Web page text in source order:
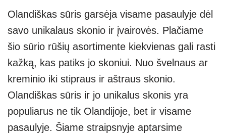
at
s
A
p
p
p
e
e
gr
a
m
er ss
e
n
g
er
ar
e
Olandiškas sūris garsėja visame pasaulyje dėl
savo unikalaus skonio ir įvairovės. Plačiame
šio sūrio rūšių asortimente kiekvienas gali rasti
kažką, kas patiks jo skoniui. Nuo švelnaus ar
kreminio iki stipraus ir aštraus skonio.
Olandiškas sūris ir jo unikalus skonis yra
populiarus ne tik Olandijoje, bet ir visame
pasaulyje. Šiame straipsnyje aptarsime